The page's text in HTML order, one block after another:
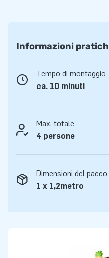
può essere fatto facilmente
Se desideri ordinare online il
attrazione Fun Slide
Riceverai il tuo Funl Slide in
anche ordinare un gonfiabile
casa in tempo. Tutti i
ventilatore ed una garanzia
grande scivolo a tema da
inizio!
Informazioni
Tempo di montaggio
ca. 10 minuti
Max. totale
4 persone
Dimensioni del pacco
1 x 1,2metro